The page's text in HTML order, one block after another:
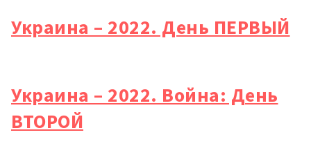
Украина – 2022. День ПЕРВЫЙ
Украина – 2022. Война: День
ВТОРОЙ